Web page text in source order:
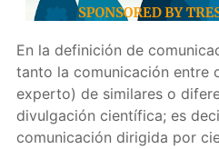
En la definición de
tanto la comunicación entre
experto) de similares o
divulgación científica; es
comunicación dirigida por